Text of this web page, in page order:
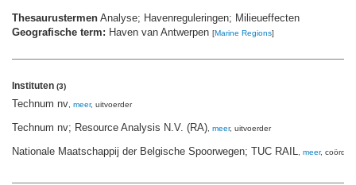
Thesaurustermen Analyse; Havenreguleringen; Milieueffecten
Geografische term: Haven van Antwerpen [Marine Regions]
Instituten (3)
Technum nv meer, uitvoerder
Technum nv; Resource Analysis N.V. (RA) meer, uitvoerder
Nationale Maatschappij der Belgische Spoorwegen; TUC RAIL meer,